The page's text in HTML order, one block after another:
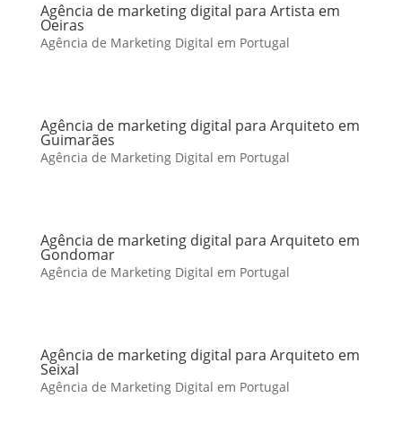
Agência de marketing digital para Artista em
Oeiras
Agência de Marketing Digital em Portugal
Agência de marketing digital para Arquiteto em
Guimarães
Agência de Marketing Digital em Portugal
Agência de marketing digital para Arquiteto em
Gondomar
Agência de Marketing Digital em Portugal
Agência de marketing digital para Arquiteto em
Seixal
Agência de Marketing Digital em Portugal